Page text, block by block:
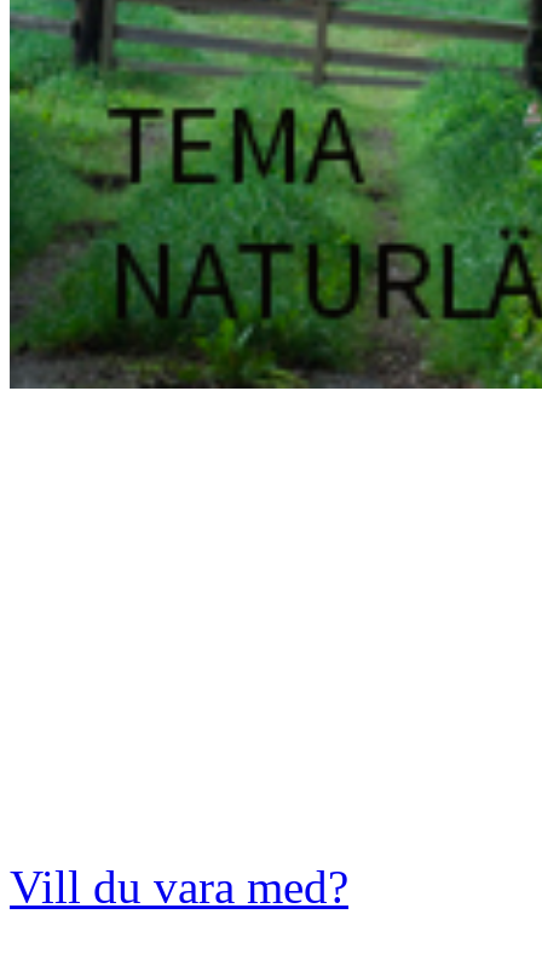
Vill du vara med?